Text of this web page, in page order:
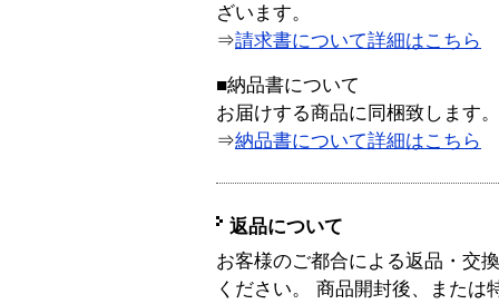
ざいます。
⇒請求書について詳細はこちら
■納品書について
お届けする商品に同梱致します。
⇒納品書について詳細はこちら
返品について
お客様のご都合による返品・交
ください。 商品開封後、または